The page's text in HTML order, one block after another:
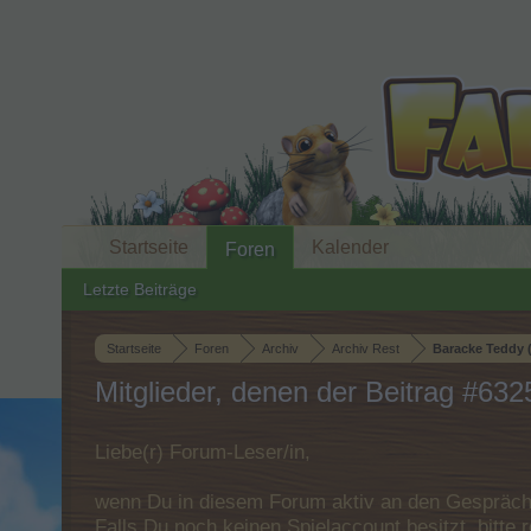
Startseite Foren Archiv Archiv Rest Baracke Teddy
Mitglieder, denen der Beitrag
Liebe(r) Forum-Leser/in,
wenn Du in diesem Forum aktiv an den
Startseite Foren
Letzte Beiträge
Kalender